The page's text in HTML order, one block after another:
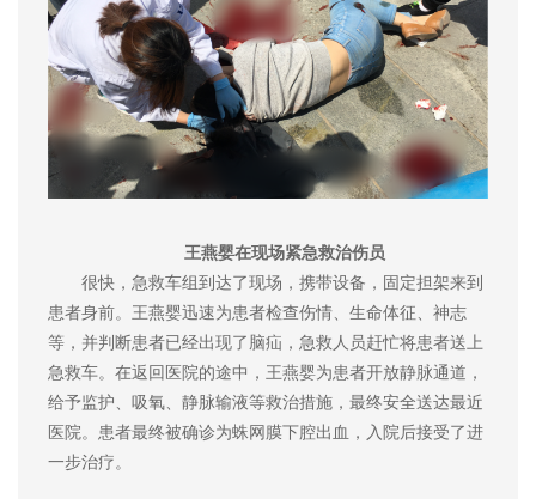
王燕婴在现场紧急救治伤员
很快，急救车组到达了现场，携带设备，固定担架来到
患者身前。王燕婴迅速为患者检查伤情、生命体征、神志
等，并判断患者已经出现了脑疝，急救人员赶忙将患者送上
急救车。在返回医院的途中，王燕婴为患者开放静脉通道，
给予监护、吸氧、静脉输液等救治措施，最终安全送达最近
医院。患者最终被确诊为蛛网膜下腔出血，入院后接受了进
一步治疗。